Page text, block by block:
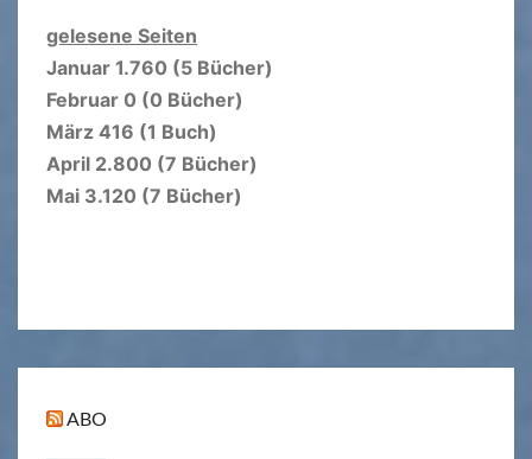
gelesene Seiten
Januar 1.760 (5 Bücher)
Februar 0 (0 Bücher)
März 416 (1 Buch)
April 2.800 (7 Bücher)
Mai 3.120 (7 Bücher)
ABO